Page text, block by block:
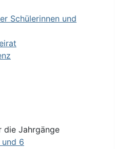
Schülerinnen und
die Jahrgänge
6